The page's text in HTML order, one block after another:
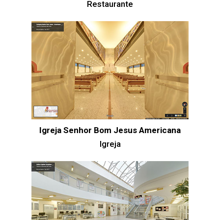
Restaurante
Igreja Senhor Bom Jesus Americana
Igreja